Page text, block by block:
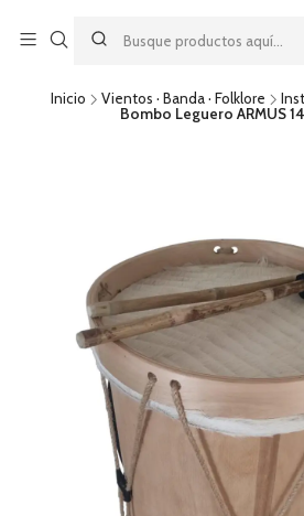
descuento por pago
por una compra mínima de $49.990. Este
acumulable a otras promociones ni
Inicio Vientos · Banda · Folklore
Bombo Leguero ARMUS